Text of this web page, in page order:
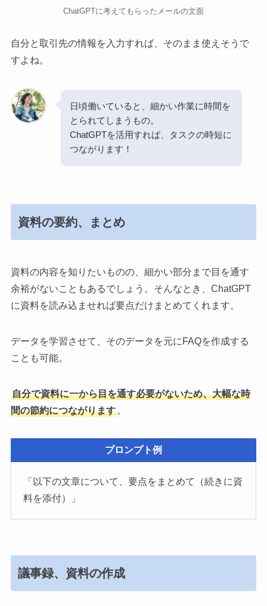
ChatGPTに考えてもらったメールの文面
自分と取引先の情報を入力すれば、そのまま使えそうで
すよね。
日頃働いていると、細かい作業に時間を
とられてしまうもの。
ChatGPTを活用すれば、タスクの時短に
つながります！
資料の要約、まとめ
資料の内容を知りたいものの、細かい部分まで目を通す
余裕がないこともあるでしょう。そんなとき、ChatGPT
に資料を読み込ませれば要点だけまとめてくれます。
データを学習させて、そのデータを元にFAQを作成する
ことも可能。
自分で資料に一から目を通す必要がないため、大幅な時
間の節約につながります。
プロンプト例
「以下の文章について、要点をまとめて（続きに資
料を添付）」
議事録、資料の作成